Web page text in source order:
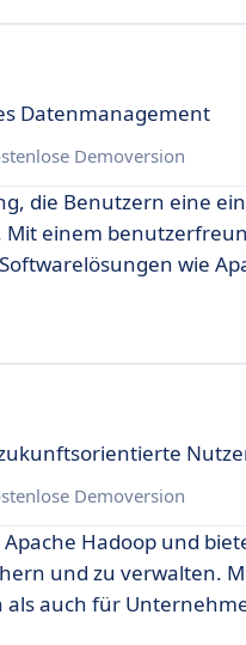
Datenmanagement
Demoversion
die Benutzern eine
einem
wie
Demoversion
Hadoop und
und zu verwalten.
auch für